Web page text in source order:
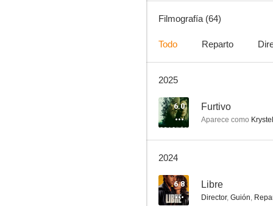
Filmografía (64)
Todo Reparto
2025
6.0 Furtivo
Aparece como Krystel
2024
6.8 Libre
Director, Guión,